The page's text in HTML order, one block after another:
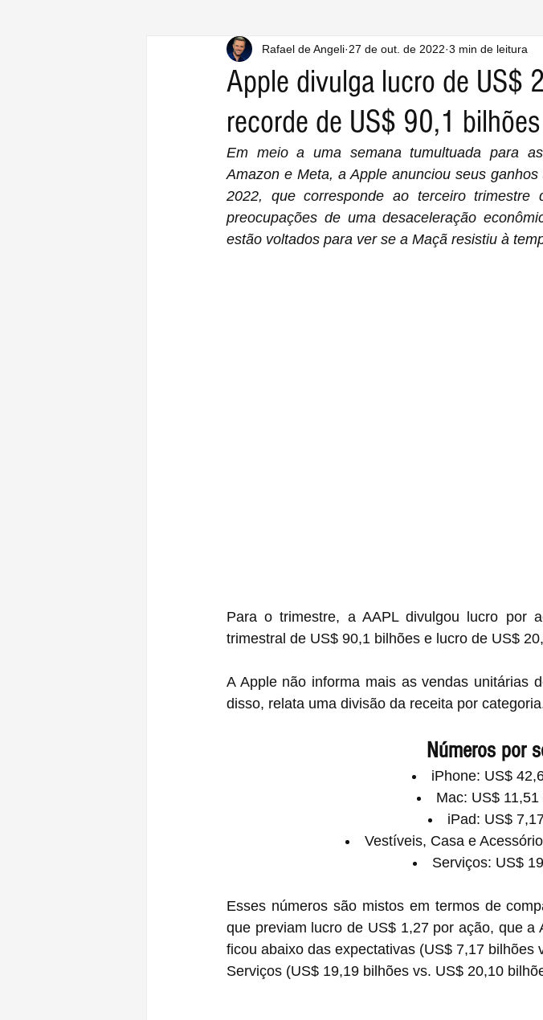
Apple divulga lucro de US$
recorde de US$ 90,1
Rafael de Angeli 27 de out. de 2022 3 min de leitura
Em meio a uma semana tumultuada para
Amazon e Meta, a Apple anunciou seus
2022, que corresponde ao terceiro
preocupações de uma desaceleração
estão voltados para ver se a Maçã resistiu à
Para o trimestre, a AAPL divulgou lucro por
trimestral de US$ 90,1 bilhões e lucro de US$
A Apple não informa mais as vendas unitárias
disso, relata uma divisão da receita por
Números por
iPhone: US$
Mac: US$
iPad: US$
Vestíveis, Casa e
Serviços: US$
Esses números são mistos em termos de
que previam lucro de US$ 1,27 por ação, que a
ficou abaixo das expectativas (US$ 7,17
Serviços (US$ 19,19 bilhões vs. US$ 20,10